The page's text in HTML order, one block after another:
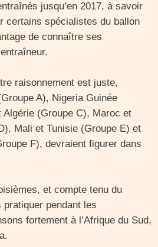
jusqu’en 2017, à savoir
certains spécialistes du ballon
de connaître ses
raisonnement est juste,
A), Nigeria Guinée
Algérie (Groupe C), Maroc et
Mali et Tunisie (Groupe E) et
F), devraient figurer dans
et compte tenu du
pratiquer pendant les
fortement à l’Afrique du Sud,